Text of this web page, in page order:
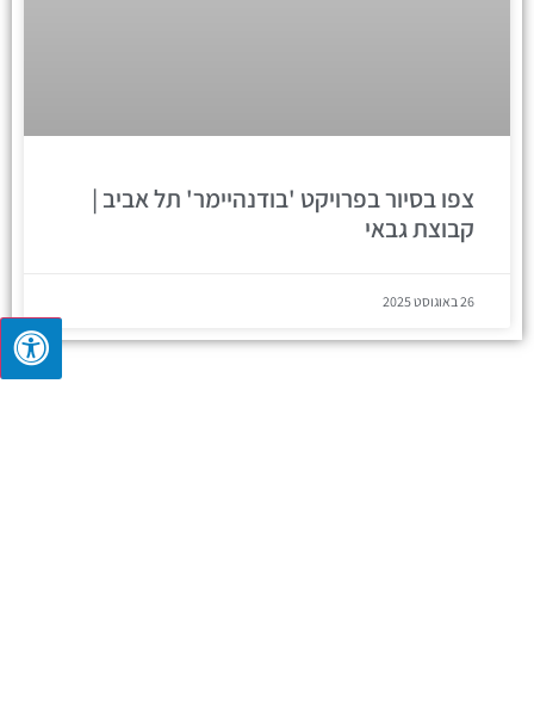
צפו בסיור בפרויקט 'בודנהיימר' תל אביב |
קבוצת גבאי
26 באוגוסט 2025